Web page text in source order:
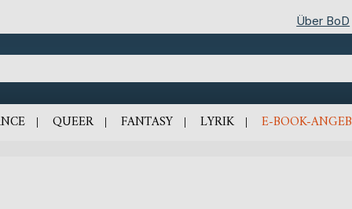
Über BoD
QUEER FANTASY LYRIK E-BOOK-